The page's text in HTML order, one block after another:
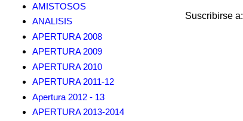
Suscribirse a:
AMISTOSOS
ANALISIS
APERTURA 2008
APERTURA 2009
APERTURA 2010
APERTURA 2011-12
Apertura 2012 - 13
APERTURA 2013-2014